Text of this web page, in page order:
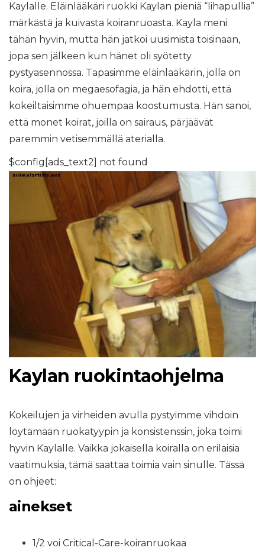
Kaylalle. Eläinlääkäri ruokki Kaylan pieniä “lihapullia”
märkästä ja kuivasta koiranruoasta. Kayla meni
tähän hyvin, mutta hän jatkoi uusimista toisinaan,
jopa sen jälkeen kun hänet oli syötetty
pystyasennossa. Tapasimme eläinlääkärin, jolla on
koira, jolla on megaesofagia, ja hän ehdotti, että
kokeiltaisimme ohuempaa koostumusta. Hän sanoi,
että monet koirat, joilla on sairaus, pärjäävät
paremmin vetisemmällä aterialla.
$config[ads_text2] not found
Kaylan ruokintaohjelma
Kokeilujen ja virheiden avulla pystyimme vihdoin
löytämään ruokatyypin ja konsistenssin, joka toimi
hyvin Kaylalle. Vaikka jokaisella koiralla on erilaisia ​​
vaatimuksia, tämä saattaa toimia vain sinulle. Tässä
on ohjeet:
ainekset
1/2 voi Critical-Care-koiranruokaa